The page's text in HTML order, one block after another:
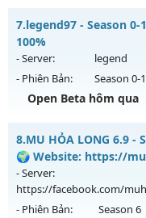
Antihack: GameGuard
⚡⚡⚡MU MA
Mu mới ra tháng 08
13h ngày 11/08/2626
Exp: 500x - Drop: 20%
Kiểu reset: Reset In
Thể loại: Mu Nguyên
Antihack: SHARK
7.legend97 - Season
100%
- Server: legend
- Phiên Bản:
Season 0-1
Open Beta hôm qua
legend97 - Miễn phí
Mu mới ra tháng 08
ngày 08/08/2626
Exp: 7x - Drop: 1%
8.MU HỎA LONG 6.9 -
🌍 Website: https://
- Server:
https://facebook.com/
- Phiên Bản: Season 6